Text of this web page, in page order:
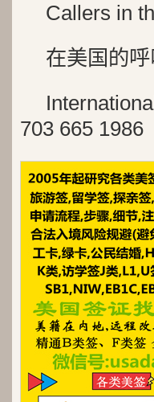
Callers in
在美国的
703 665 1986